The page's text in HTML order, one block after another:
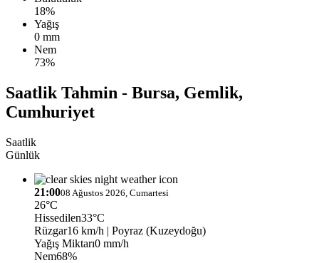
18%
Yağış
0 mm
Nem
73%
Saatlik Tahmin - Bursa, Gemlik,
Cumhuriyet
Saatlik
Günlük
21:0008 Ağustos 2026, Cumartesi
26°C
Hissedilen33°C
Rüzgar16 km/h | Poyraz (Kuzeydoğu)
Yağış Miktarı0 mm/h
Nem68%